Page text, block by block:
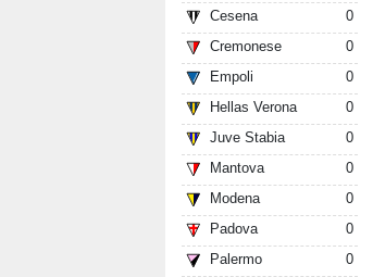
Cesena
0
Cremonese
0
Empoli
0
Hellas Verona
0
Juve Stabia
0
Mantova
0
Modena
0
Padova
0
Palermo
0